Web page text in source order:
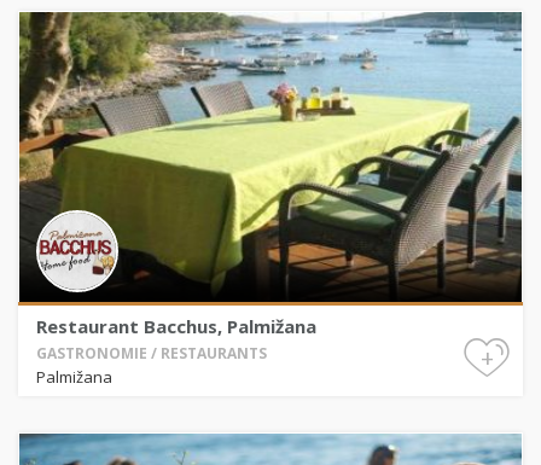
Restaurant Bacchus, Palmižana
GASTRONOMIE / RESTAURANTS
Palmižana
+